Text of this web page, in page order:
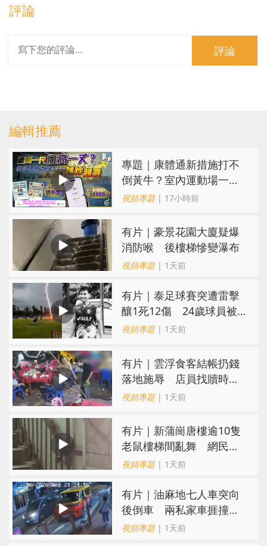
評論
評論
編輯推薦
專題｜康體通新措施打不
倒黃牛？室內運動場一場
難求越炒越貴
視頻專題| 17小時前
有片｜豪景花園大廈疑爆
消防喉 後樓梯慘變瀑布
視頻專題| 1天前
有片｜泰足球賽突遭雷擊
釀1死12傷 24歲球員被
閃電劈中亡
視頻專題| 1天前
​有片｜雲浮食客結帳扔錢
落地施辱 店員找贖時還
施彼身獲老闆肯定
視頻專題| 1天前
有片｜新蒲崗唐樓逾10隻
老鼠樓梯間亂舞 網民嚇
親：每次經過都要好大勇
視頻專題| 1天前
有片｜油麻地七人車突向
後倒車 兩私家車捱撞
司機不顧而去
視頻專題| 1天前